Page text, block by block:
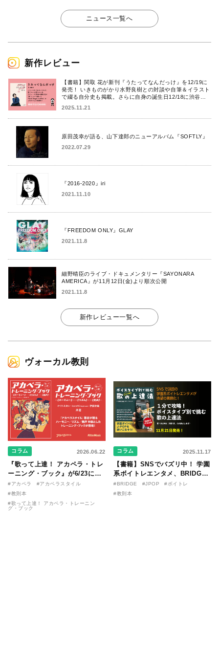
ニュース一覧へ
新作レビュー
【書籍】関取 花が新刊『うたってなんだっけ』を12/19に
発売！ いきものがかり水野良樹との対談や自筆＆イラスト
で綴る自分史も掲載。さらに自身の誕生日12/18に渋谷で
2025.11.21
原田茂幸が語る、山下達郎のニューアルバム『SOFTLY』
2022.07.29
『2016-2020』iri
2021.11.10
『FREEDOM ONLY』GLAY
2021.11.8
細野晴臣のライブ・ドキュメンタリー『SAYONARA
AMERICA』が11月12日(金)より順次公開
2021.11.8
新作レビュー一覧へ
ヴォーカル教則
コラム 2026.06.22
『歌って上達！ アカペラ・トレ
ーニング・ブック』が6/23に発
売！ 課題曲音源・音取り用アプ
リを公開。
#アカペラ
#アカペラスタイル
#教則本
#歌って上達！ アカペラ・トレーニン
グ・ブック
コラム 2025.11.17
【書籍】SNSでバズリ中！ 学園
系ボイトレエンタメ、BRIDGE
が届ける教則本『１分で攻略！
ボイスタイプ別で挑む歌の上達
#BRIDGE #JPOP
#ボイトレ
#教則本